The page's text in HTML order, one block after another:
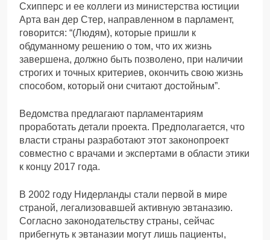
Схипперс и ее коллеги из министерства юстиции
Арта ван дер Стер, направленном в парламент,
говорится: “(Людям), которые пришли к
обдуманному решению о том, что их жизнь
завершена, должно быть позволено, при наличии
строгих и точных критериев, окончить свою жизнь
способом, который они считают достойным”.
Ведомства предлагают парламентариям
проработать детали проекта. Предполагается, что
власти страны разработают этот законопроект
совместно с врачами и экспертами в области этики
к концу 2017 года.
В 2002 году Нидерланды стали первой в мире
страной, легализовавшей активную эвтаназию.
Согласно законодательству страны, сейчас
прибегнуть к эвтаназии могут лишь пациенты,